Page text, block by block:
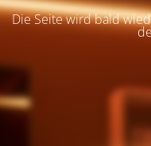
Die Seite wird bald